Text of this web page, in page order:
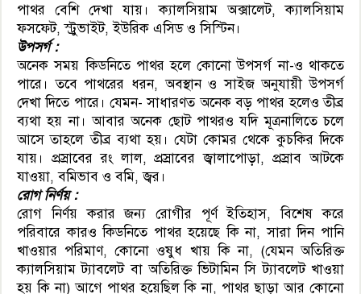
পাথর বেশি দেখা যায়। ক্যালসিয়াম অক্সালেট, ক্যালসিয়াম
ফসফেট, স্ট্রুভাইট, ইউরিক এসিড ও সিস্টিন।
উপসর্গ :
অনেক সময় কিডনিতে পাথর হলে কোনো উপসর্গ না-ও থাকতে
পারে। তবে পাথরের ধরন, অবস্থান ও সাইজ অনুযায়ী উপসর্গ
দেখা দিতে পারে। যেমন- সাধারণত অনেক বড় পাথর হলেও তীব্র
ব্যথা হয় না। আবার অনেক ছোট পাথরও যদি মূত্রনালিতে চলে
আসে তাহলে তীব্র ব্যথা হয়। যেটা কোমর থেকে কুচকির দিকে
যায়। প্রস্রাবের রং লাল, প্রস্রাবের জ্বালাপোড়া, প্রস্রাব আটকে
যাওয়া, বমিভাব ও বমি, জ্বর।
রোগ নির্ণয় :
রোগ নির্ণয় করার জন্য রোগীর পূর্ণ ইতিহাস, বিশেষ করে
পরিবারে কারও কিডনিতে পাথর হয়েছে কি না, সারা দিন পানি
খাওয়ার পরিমাণ, কোনো ওষুধ খায় কি না, (যেমন অতিরিক্ত
ক্যালসিয়াম ট্যাবলেট বা অতিরিক্ত ভিটামিন সি ট্যাবলেট খাওয়া
হয় কি না) আগে পাথর হয়েছিল কি না, পাথর ছাড়া আর কোনো